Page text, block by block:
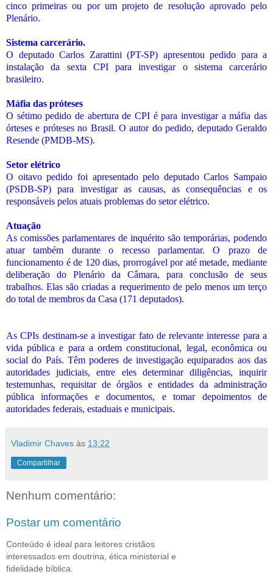
cinco primeiras ou por um projeto de resolução aprovado pelo
Plenário.
Sistema carcerário.
O deputado Carlos Zarattini (PT-SP) apresentou pedido para a
instalação da sexta CPI para investigar o sistema carcerário
brasileiro.
Máfia das próteses
O sétimo pedido de abertura de CPI é para investigar a máfia das
órteses e próteses no Brasil. O autor do pedido, deputado Geraldo
Resende (PMDB-MS).
Setor elétrico
O oitavo pedido foi apresentado pelo deputado Carlos Sampaio
(PSDB-SP) para investigar as causas, as consequências e os
responsáveis pelos atuais problemas do setor elétrico.
Atuação
As comissões parlamentares de inquérito são temporárias, podendo
atuar também durante o recesso parlamentar. O prazo de
funcionamento é de 120 dias, prorrogável por até metade, mediante
deliberação do Plenário da Câmara, para conclusão de seus
trabalhos. Elas são criadas a requerimento de pelo menos um terço
do total de membros da Casa (171 deputados).
As CPIs destinam-se a investigar fato de relevante interesse para a
vida pública e para a ordem constitucional, legal, econômica ou
social do País. Têm poderes de investigação equiparados aos das
autoridades judiciais, entre eles determinar diligências, inquirir
testemunhas, requisitar de órgãos e entidades da administração
pública informações e documentos, e tomar depoimentos de
autoridades federais, estaduais e municipais.
Vladimir Chaves às 13:22
Compartilhar
Nenhum comentário:
Postar um comentário
Conteúdo é ideal para leitores cristãos
interessados em doutrina, ética ministerial e
fidelidade bíblica.